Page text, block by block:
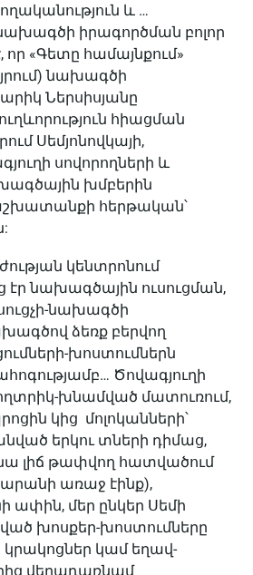
և …
իրագործման բոլոր
որ «Գետը համայնքում»
նախագծի
Ներսիսյանը
հիացման
Սեմյոնովկայի,
սովորողների և
խմբերին
հերթական՝
կենտրոնում
էր նախագծային ուսուցման,
նախագծի
ձեռք բերվող
խոստումներն
Ծովագյուղի
խնամված մատուռում,
կից մոլոկանների՝
երկու տների դիմաց,
լիճ թափվող հատվածում
առաջ էինք),
ափին, մեր ընկեր Սեմի
խոսքեր-խոստումները
կրակոցներ կամ եղավ-
վերադառնամ